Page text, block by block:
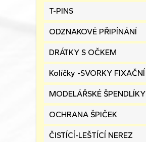
T-PINS
ODZNAKOVÉ PŘIPÍNÁNÍ
DRÁTKY S OČKEM
Kolíčky -SVORKY FIXAČNÍ
MODELÁŘSKÉ ŠPENDLÍKY
OCHRANA ŠPIČEK
ČISTÍCÍ-LEŠTÍCÍ NEREZ